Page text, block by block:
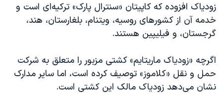
زودیاک افزوده که کاپیتان «سنترال پارک» ترکیه‌ای است و
خدمه آن از کشورهای روسیه، ویتنام، بلغارستان، هند،
گرجستان، و فیلیپین هستند.
اگرچه «زودیاک ماریتایم» کشتی مزبور را متعلق به شرکت
حمل و نقل «کلاموز» توصیف کرده است، اما سایر مدارک
نشان می‌دهد زودیاک مالک این کشتی است.